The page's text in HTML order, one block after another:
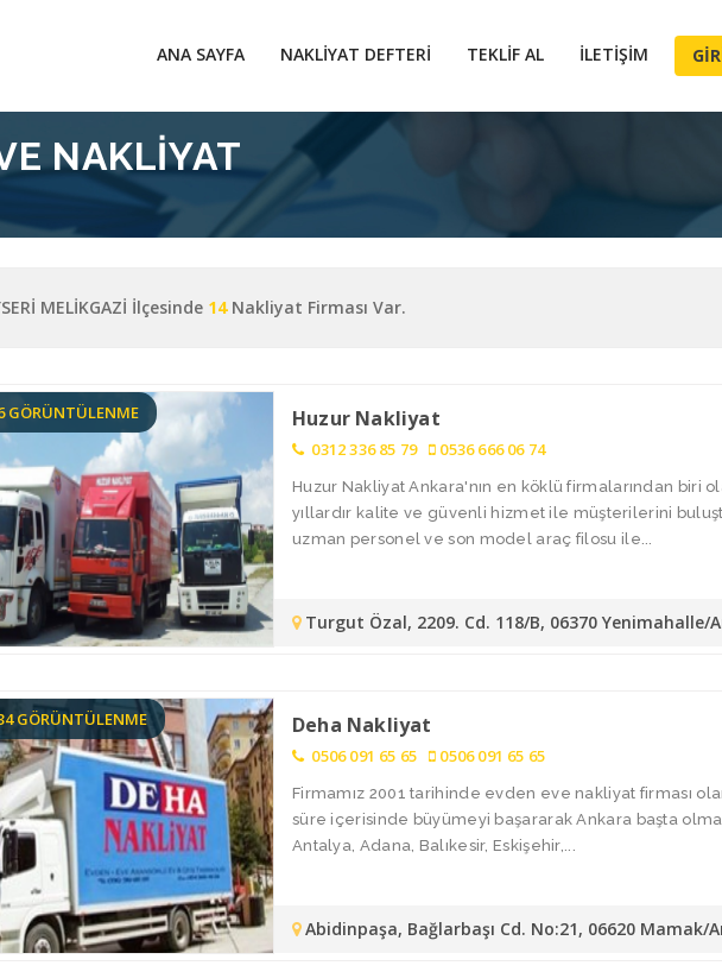
ANA SAYFA NAKLIYAT DEFTERI TEKLIF AL İLETIŞIM
NAKLIYAT
MELİKGAZİ İlçesinde 14Nakliyat Firması Var.
GÖRÜNTÜLENME Huzur Nakliyat
0312 336 85 79 0536 666 06 74
Huzur Nakliyat Ankara'nın en köklü firmalarından biri
yıllardır kalite ve güvenli hizmet ile müşterilerini
uzman personel ve son model araç filosu ile...
Turgut Özal, 2209. Cd. 118/B, 06370 Yenimahalle/
GÖRÜNTÜLENME Deha Nakliyat
0506 091 65 65 0506 091 65 65
Firmamız 2001 tarihinde evden eve nakliyat firması
süre içerisinde büyümeyi başararak Ankara başta
Antalya, Adana, Balıkesir, Eskişehir,...
Abidinpaşa, Bağlarbaşı Cd. No:21, 06620 Mamak/